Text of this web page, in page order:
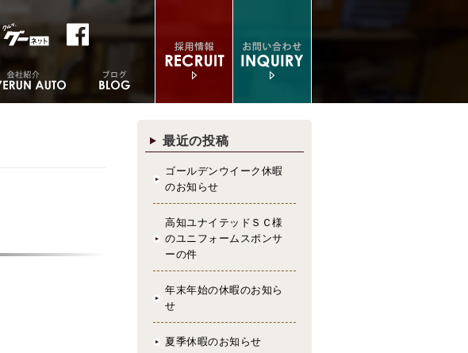
最近の投稿
ゴールデンウイーク休暇
のお知らせ
高知ユナイテッドＳＣ様
のユニフォームスポンサ
ーの件
年末年始の休暇のお知ら
せ
夏季休暇のお知らせ